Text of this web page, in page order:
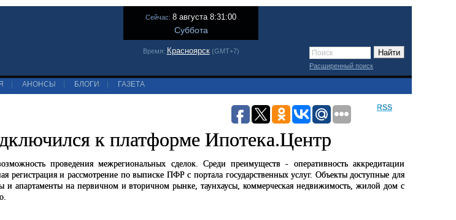
Сейчас: 8 августа 8:31:00
Суббота
Время: Красноярск(GMT+7)
Расширенный поиск
АНОНСЫ БЛОГИ ГАЗЕТА
RSS
к платформе Ипотека.Центр
проведения межрегиональных сделок. Среди преимуществ - оперативность аккредитации
регистрация и рассмотрение по выписке ПФР с портала государственных услуг. Объекты доступные для
и апартаменты на первичном и вторичном рынке, таунхаусы, коммерческая недвижимость, жилой дом с